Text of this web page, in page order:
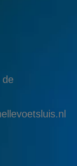
de